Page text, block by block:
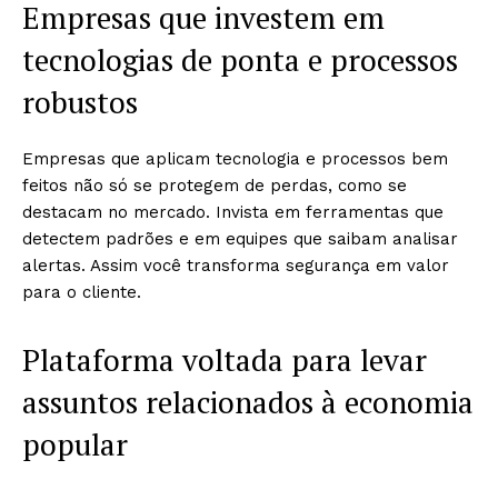
Empresas que investem em
tecnologias de ponta e processos
robustos
Empresas que aplicam tecnologia e processos bem
feitos não só se protegem de perdas, como se
destacam no mercado. Invista em ferramentas que
detectem padrões e em equipes que saibam analisar
alertas. Assim você transforma segurança em valor
para o cliente.
Plataforma voltada para levar
assuntos relacionados à economia
popular